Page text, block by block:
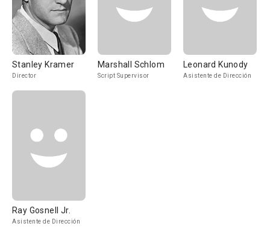
Stanley Kramer
Director
Marshall Schlom
Script Supervisor
Leonard Kunody
Asistente de Dirección
Ray Gosnell Jr.
Asistente de Dirección